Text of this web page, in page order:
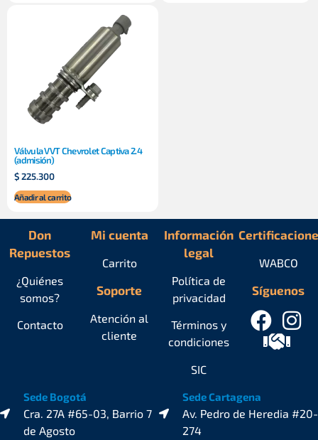
Válvula VVT Chevrolet Captiva 2.4
(admisión)
$225.300
Añadir al carrito
Don
Repuestos
¿Quiénes
somos?
Contacto
Mi cuenta
Carrito
Soporte
Atención al
cliente
Información
legal
Política de
privacidad
Términos y
condiciones
SIC
Síguenos
WABCO
Sede Bogotá
Cra. 27A #65-03, Barrio 7
de Agosto
Sede Cartagena
Av. Pedro de Heredia #20-
274